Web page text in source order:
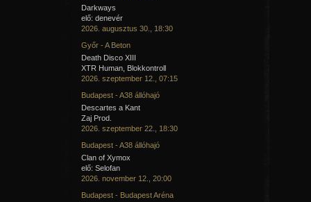
Darkways
elő: denevér
2026. augusztus 30., 18:30
Győr - A Beton
Death Disco XIII
XTR Human, Blokkontroll
2026. szeptember 12., 07:15
Budapest - A38 állóhajó
Descartes a Kant
Zaj Prod.
2026. szeptember 22., 18:30
Budapest - A38 állóhajó
Clan of Xymox
elő: Selofan
2026. november 12., 20:00
Budapest - Budapest Aréna